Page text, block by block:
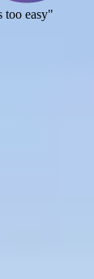
too easy"